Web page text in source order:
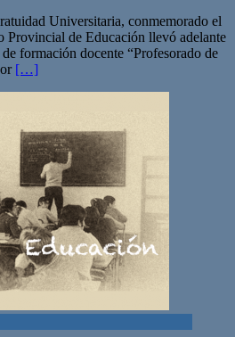
Universitaria, conmemorado el
Provincial de Educación llevó adelante
formación docente “Profesorado de
[…]